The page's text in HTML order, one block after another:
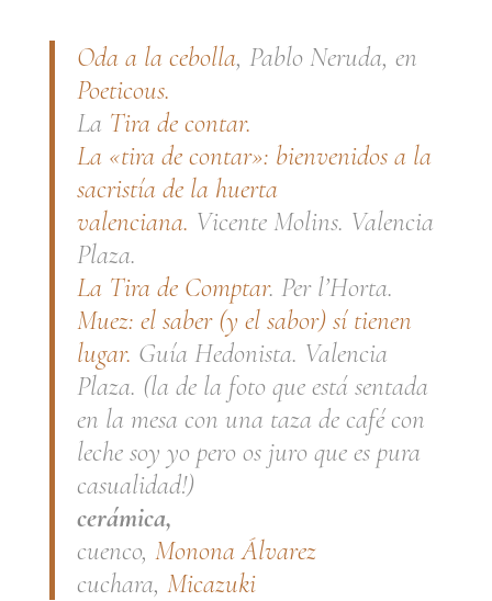
Oda a la cebolla, Pablo Neruda, en
Poeticous.
La Tira de contar.
La «tira de contar»: bienvenidos a la
sacristía de la huerta
valenciana. Vicente Molins. Valencia
Plaza.
La Tira de Comptar. Per l’Horta.
Muez: el saber (y el sabor) sí tienen
lugar. Guía Hedonista. Valencia
Plaza. (la de la foto que está sentada
en la mesa con una taza de café con
leche soy yo pero os juro que es pura
casualidad!)
cerámica,
cuenco, Monona Álvarez
cuchara, Micazuki